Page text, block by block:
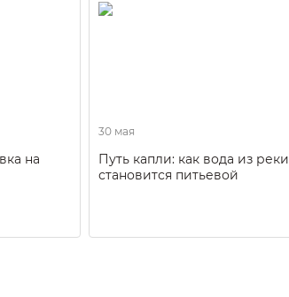
на
30 мая
Путь капли: как вода из реки
становится питьевой